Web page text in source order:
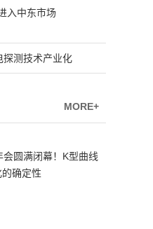
入中东市场
探测技术产业化
MORE+
圆满闭幕！K型曲线
确定性